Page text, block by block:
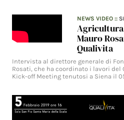
NEWS VIDEO ::
Mauro
Qualivita
Intervista al direttore generale di
Rosati, che ha coordinato i lavori
Kick-off Meeting tenutosi a Siena il